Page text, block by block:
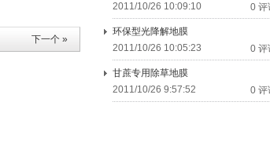
下一个 »
0 评
2011/10/26 10:09:10
环保型光降解地膜
0 评
2011/10/26 10:05:23
甘蔗专用除草地膜
0 评
2011/10/26 9:57:52